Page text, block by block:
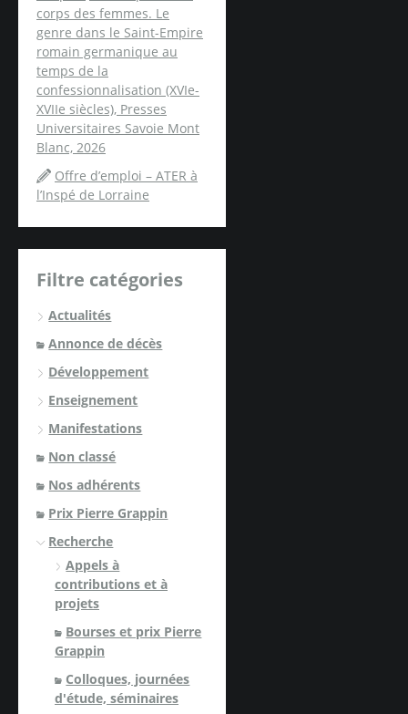
corps des femmes. Le
genre dans le Saint-Empire
romain germanique au
temps de la
confessionnalisation (XVIe-
XVIIe siècles), Presses
Universitaires Savoie Mont
Blanc, 2026
Offre d’emploi – ATER à
l’Inspé de Lorraine
Filtre catégories
Actualités
Annonce de décès
Développement
Enseignement
Manifestations
Non classé
Nos adhérents
Prix Pierre Grappin
Recherche
Appels à
contributions et à
projets
Bourses et prix Pierre
Grappin
Colloques, journées
d'étude, séminaires